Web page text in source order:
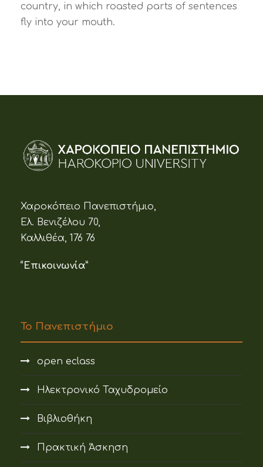
country, in which roasted parts of sentences
fly into your mouth.
Χαροκόπειο Πανεπιστήμιο,
Ελ. Βενιζέλου 70,
Καλλιθέα, 176 76
“Επικοινωνία”
Το Πανεπιστήμιο
open eclass
Ηλεκτρονικό Ταχυδρομείο
Βιβλιοθήκη
Πρακτική Άσκηση